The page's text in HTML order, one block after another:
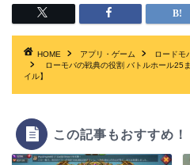
HOME アプリ・ゲーム
ロードモ
ローモバの戦典の役割 バトルホール25
イル】
この記事もおすすめ！